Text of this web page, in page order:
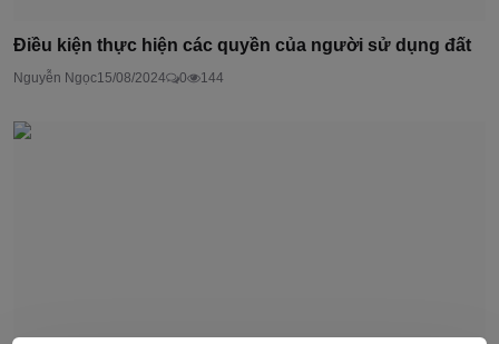
Điều kiện thực hiện các quyền của người sử dụng đất
Nguyễn Ngọc15/08/2024 0 144